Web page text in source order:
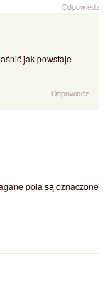
Odpowiedz
jak powstaje
Odpowiedz
pola są oznaczone